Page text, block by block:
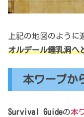
上記の地図のように
オルデール鍾乳洞へ
本ワープか
Survival Guideの本